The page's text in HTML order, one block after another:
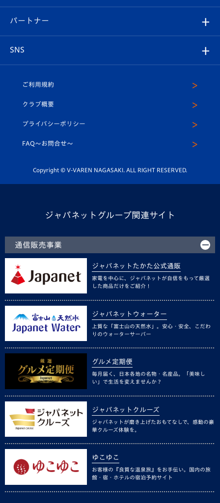
メディア
ホームタウン
マスコット紹介
平和祈念活動
ホームタウン活動
ヴィヴィくんの長崎おもてなしガイド
スタジアムグルメ
V-LOVERS（ファンクラブ）
プレイヤーズスイート
店舗情報
育成からのお知らせ
U-18
スクール
パートナー
SNS
ヴィヴィくんインスタグラム
公式LINE＠
ご利用規約
クラブ概要
プライバシーポリシー
FAQ〜お問合せ〜
Copyright © V-VAREN NAGASAKI. ALL RIGHT RESERVED.
ジャパネットグループ関連サイト
通信販売事業
ジャパネットたかた公式通販
家電を中心に、ジャパネットが自信をもって厳選
した商品だけをご紹介！
ジャパネットウォーター
上質な「富士山の天然水」。安心・安全、こだわ
りのウォーターサーバー
グルメ定期便
毎月届く、日本各地の名物・名産品。「美味し
い」で生活を変えませんか？
ジャパネットクルーズ
ジャパネットが磨き上げたおもてなしで、感動の豪
華クルーズ体験を。
ゆこゆこ
お客様の『良質な温泉旅』をお手伝い。国内の旅
館・宿・ホテルの宿泊予約サイト